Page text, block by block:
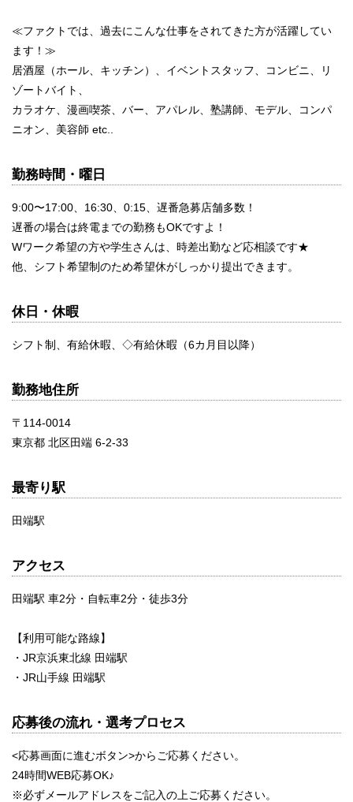
≪ファクトでは、過去にこんな仕事をされてきた方が活躍してい
ます！≫
居酒屋（ホール、キッチン）、イベントスタッフ、コンビニ、リ
ゾートバイト、
カラオケ、漫画喫茶、バー、アパレル、塾講師、モデル、コンパ
ニオン、美容師 etc..
勤務時間・曜日
9:00〜17:00、16:30、0:15、遅番急募店舗多数！
遅番の場合は終電までの勤務もOKですよ！
Wワーク希望の方や学生さんは、時差出勤など応相談です★
他、シフト希望制のため希望休がしっかり提出できます。
休日・休暇
シフト制、有給休暇、◇有給休暇（6カ月目以降）
勤務地住所
〒114-0014
東京都 北区田端 6-2-33
最寄り駅
田端駅
アクセス
田端駅 車2分・自転車2分・徒歩3分
【利用可能な路線】
・JR京浜東北線 田端駅
・JR山手線 田端駅
応募後の流れ・選考プロセス
<応募画面に進むボタン>からご応募ください。
24時間WEB応募OK♪
※必ずメールアドレスをご記入の上ご応募ください。